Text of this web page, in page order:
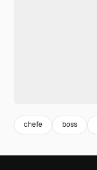
chefe boss